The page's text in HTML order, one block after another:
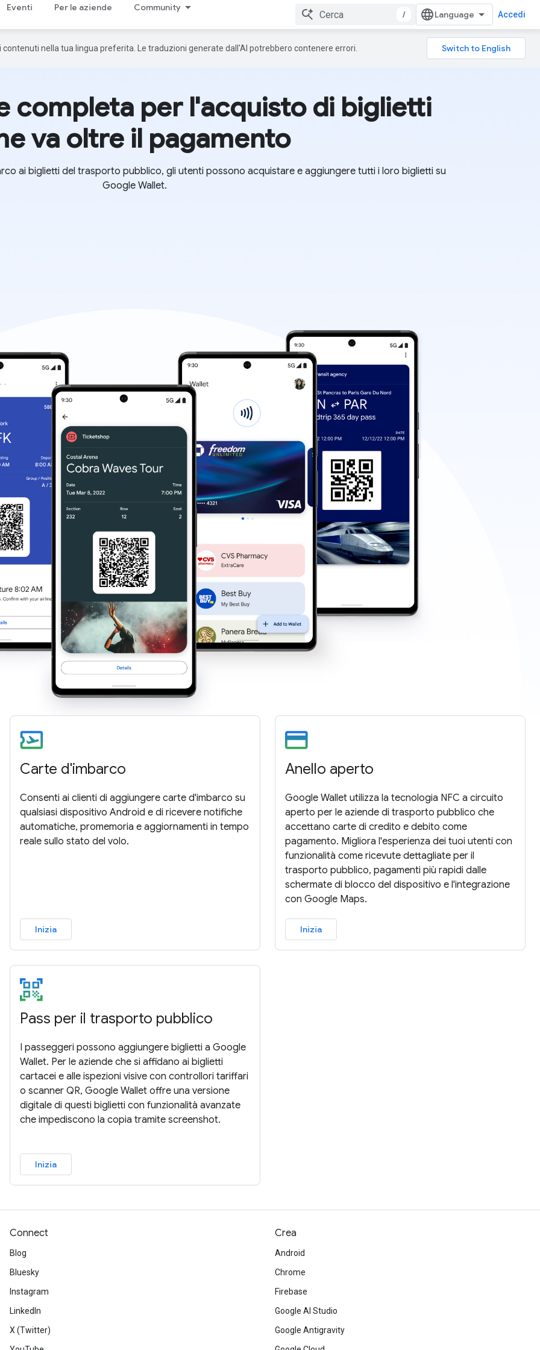
Eventi Per le aziende Community
/ Accedi
contenuti nella tua lingua preferita. Le traduzioni generate dall'AI potrebbero contenere errori.
completa per l'acquisto di biglietti
va oltre il pagamento
ai biglietti del trasporto pubblico, gli utenti possono acquistare e aggiungere tutti i loro biglietti su
Google Wallet.
Carte d'imbarco
Consenti ai clienti di aggiungere carte d'imbarco su
qualsiasi dispositivo Android e di ricevere notifiche
automatiche, promemoria e aggiornamenti in tempo
reale sullo stato del volo.
Inizia
Anello aperto
Google Wallet utilizza la tecnologia NFC a circuito
aperto per le aziende di trasporto pubblico che
accettano carte di credito e debito come
pagamento. Migliora l'esperienza dei tuoi utenti con
funzionalità come ricevute dettagliate per il
trasporto pubblico, pagamenti più rapidi dalle
schermate di blocco del dispositivo e l'integrazione
con Google Maps.
Inizia
Pass per il trasporto pubblico
I passeggeri possono aggiungere biglietti a Google
Wallet. Per le aziende che si affidano ai biglietti
cartacei e alle ispezioni visive con controllori tariffari
o scanner QR, Google Wallet offre una versione
digitale di questi biglietti con funzionalità avanzate
che impediscono la copia tramite screenshot.
Inizia
Connect
Blog
Bluesky
Instagram
LinkedIn
X (Twitter)
Crea
Android
Chrome
Firebase
Google AI Studio
Google Antigravity